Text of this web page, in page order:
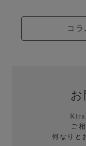
コラ
ご
何なりと